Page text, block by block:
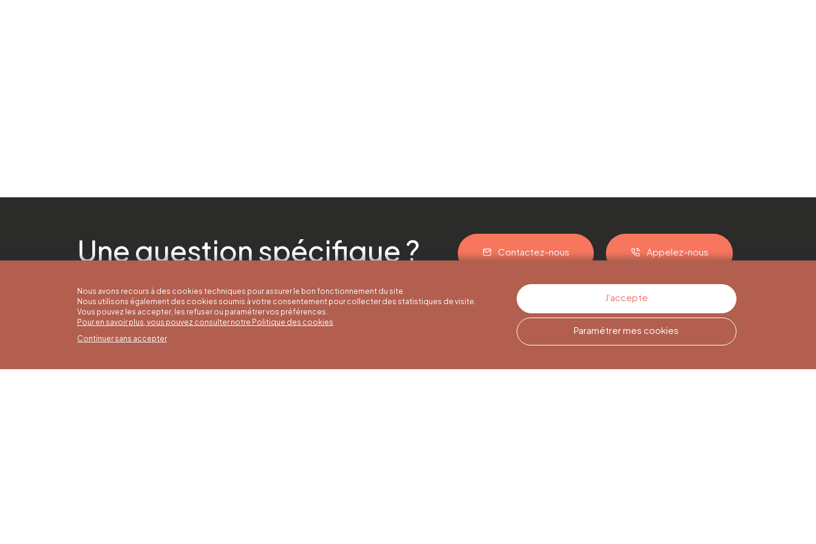
Une question spécifique ? Contactez-nous Appelez-nous
Inscription à la
Nous avons recours à des cookies techniques pour assurer le bon fonctionnement du site.
Nous utilisons également des cookies soumis à votre consentement pour collecter des statistiques de visite.
Vous pouvez les accepter, les refuser ou paramétrer vos préférences.
Pour en savoir plus, vous pouvez consulter notre Politique des cookies
Continuer sans accepter
J'accepte
Paramétrer mes cookies